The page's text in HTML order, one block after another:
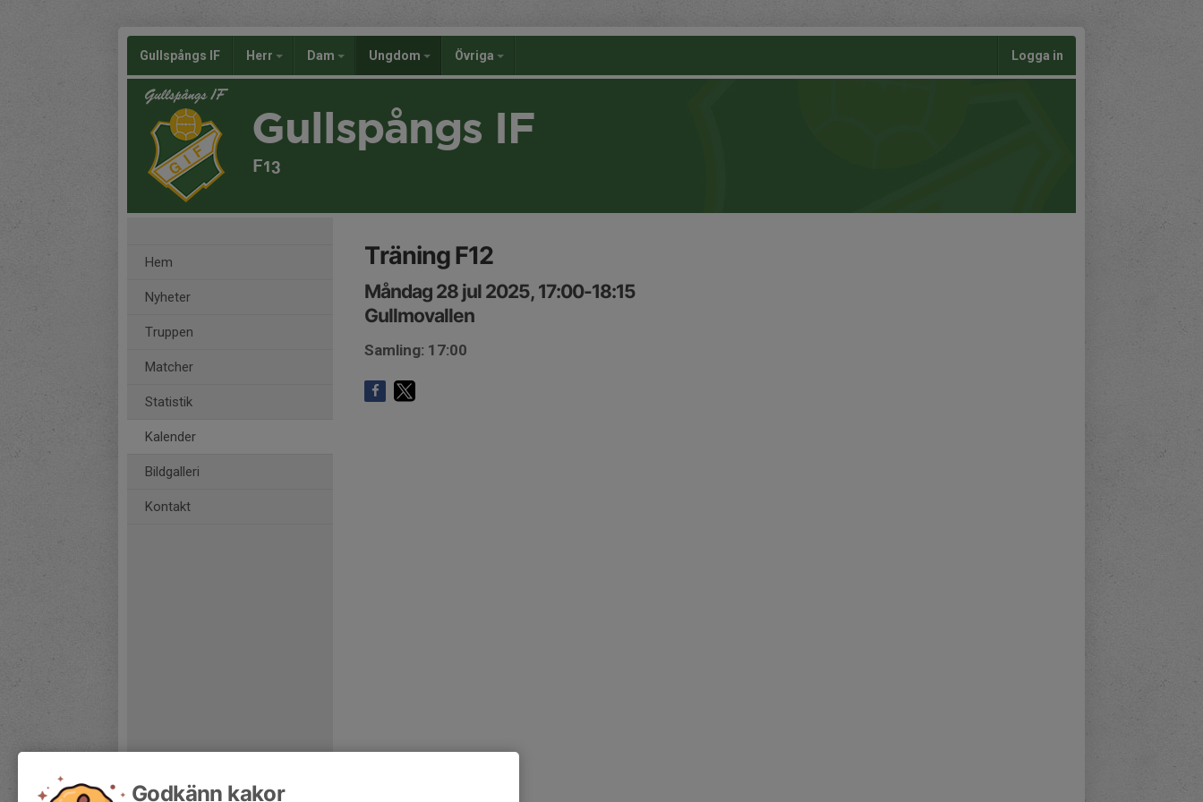
Gullspångs IF Herr Dam Ungdom Övriga Logga in
Gullspångs IF
F13
Hem
Nyheter
Truppen
Matcher
Statistik
Kalender
Bildgalleri
Kontakt
Träning F12
Måndag 28 jul 2025, 17:00-18:15
Gullmovallen
Samling: 17:00
Godkänn kakor